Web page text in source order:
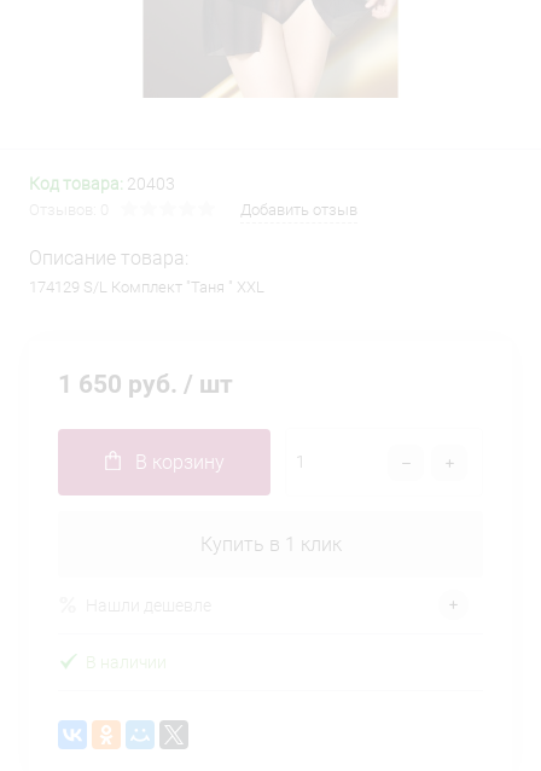
Код товара: 20403
Добавить отзыв
Описание товара:
174129 S/L Комплект "Таня " XXL
1 650 руб. / шт
В корзину
Купить в 1 клик
В наличии